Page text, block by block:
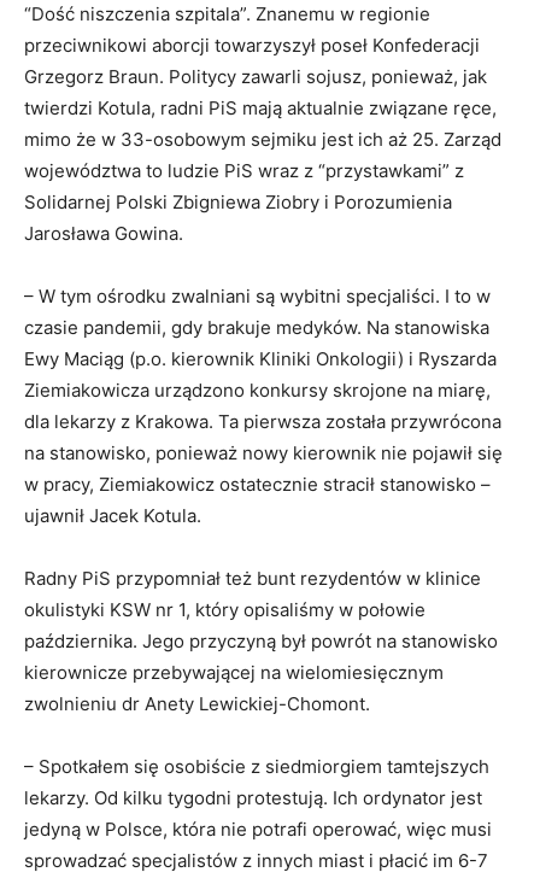
“Dość niszczenia szpitala”. Znanemu w regionie
przeciwnikowi aborcji towarzyszył poseł Konfederacji
Grzegorz Braun. Politycy zawarli sojusz, ponieważ, jak
twierdzi Kotula, radni PiS mają aktualnie związane ręce,
mimo że w 33-osobowym sejmiku jest ich aż 25. Zarząd
województwa to ludzie PiS wraz z “przystawkami” z
Solidarnej Polski Zbigniewa Ziobry i Porozumienia
Jarosława Gowina.
– W tym ośrodku zwalniani są wybitni specjaliści. I to w
czasie pandemii, gdy brakuje medyków. Na stanowiska
Ewy Maciąg (p.o. kierownik Kliniki Onkologii) i Ryszarda
Ziemiakowicza urządzono konkursy skrojone na miarę,
dla lekarzy z Krakowa. Ta pierwsza została przywrócona
na stanowisko, ponieważ nowy kierownik nie pojawił się
w pracy, Ziemiakowicz ostatecznie stracił stanowisko –
ujawnił Jacek Kotula.
Radny PiS przypomniał też bunt rezydentów w klinice
okulistyki KSW nr 1, który opisaliśmy w połowie
października. Jego przyczyną był powrót na stanowisko
kierownicze przebywającej na wielomiesięcznym
zwolnieniu dr Anety Lewickiej-Chomont.
– Spotkałem się osobiście z siedmiorgiem tamtejszych
lekarzy. Od kilku tygodni protestują. Ich ordynator jest
jedyną w Polsce, która nie potrafi operować, więc musi
sprowadzać specjalistów z innych miast i płacić im 6-7